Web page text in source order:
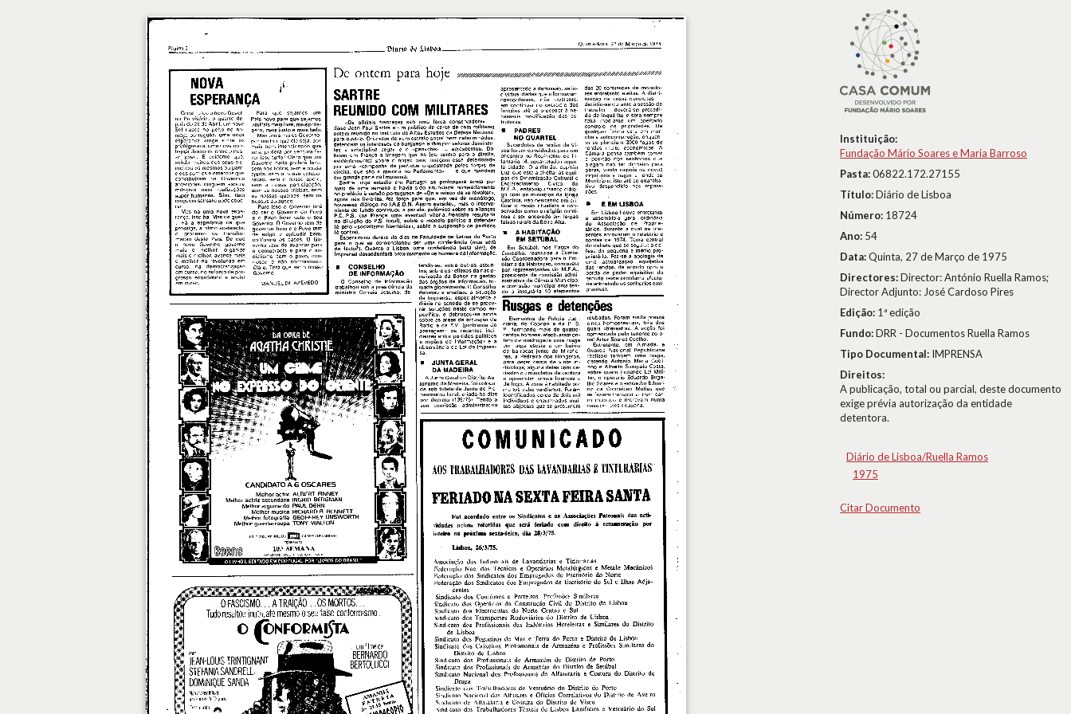
Instituição:
Fundação Mário Soares e Maria Barroso
Pasta:06822.172.27155
Título:Diário de Lisboa
Número: 18724
Ano: 54
Data:Quinta, 27 de Março de 1975
Directores:Director: António Ruella Ramos;
Director Adjunto: José Cardoso Pires
Edição: 1ª edição
Fundo:DRR - Documentos Ruella Ramos
Tipo Documental: IMPRENSA
Direitos:
A publicação, total ou parcial, deste documento
exige prévia autorização da entidade
detentora.
Diário de Lisboa/Ruella Ramos
1975
Citar Documento